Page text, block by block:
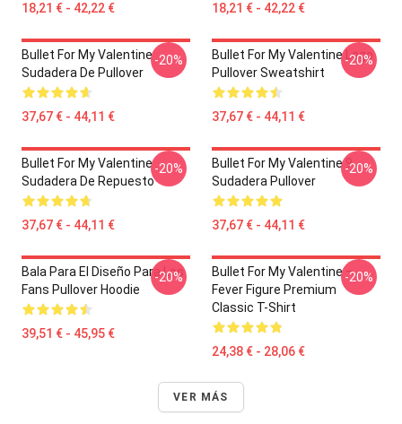
18,21 € - 42,22 € 18,21 € - 42,22 €
Bullet For My Valentine
Sudadera De Pullover
37,67 € - 44,11 €
-20%
Bullet For My Valentine Logo
Pullover Sweatshirt
37,67 € - 44,11 €
-20%
Bullet For My Valentine
Sudadera De Repuesto
37,67 € - 44,11 €
-20%
Bullet For My Valentine 9
Sudadera Pullover
37,67 € - 44,11 €
-20%
Bala Para El Diseño Para Los
Fans Pullover Hoodie
39,51 € - 45,95 €
-20%
Bullet For My Valentine –
Fever Figure Premium
Classic T-Shirt
24,38 € - 28,06 €
-20%
VER MÁS